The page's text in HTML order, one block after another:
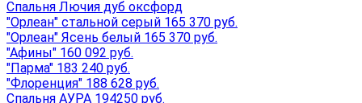
Спальня Лючия дуб оксфорд
"Орлеан" стальной серый 165 370 руб.
"Орлеан" Ясень белый 165 370 руб.
"Афины" 160 092 руб.
"Парма" 183 240 руб.
"Флоренция" 188 628 руб.
Спальня АУРА 194250 руб.